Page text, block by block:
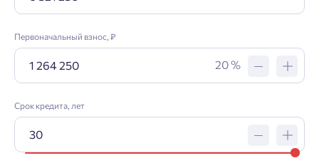
Первоначальный взнос, ₽
20 %
Срок кредита, лет